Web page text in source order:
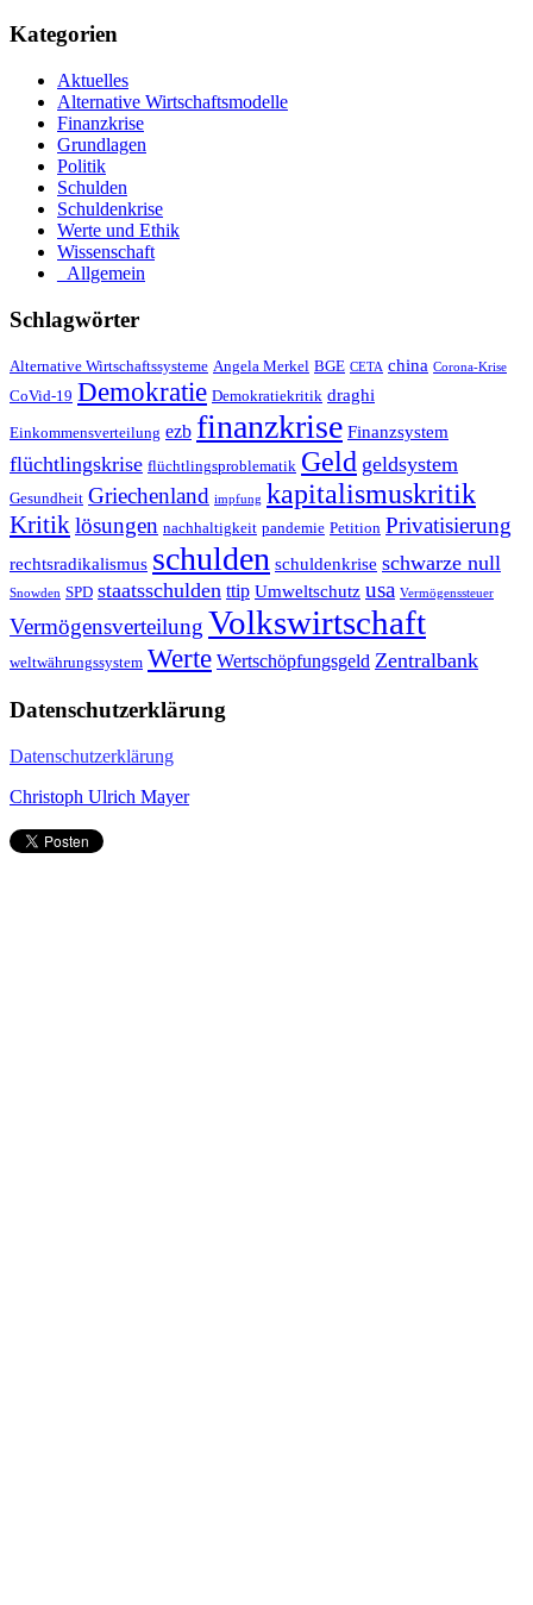
Kategorien
Aktuelles
Alternative Wirtschaftsmodelle
Finanzkrise
Grundlagen
Politik
Schulden
Schuldenkrise
Werte und Ethik
Wissenschaft
_Allgemein
Schlagwörter
Alternative Wirtschaftssysteme Angela Merkel BGE CETA china Corona-Krise
CoVid-19 Demokratie Demokratiekritik draghi
Einkommensverteilung ezb finanzkrise Finanzsystem
flüchtlingskrise flüchtlingsproblematik Geld geldsystem
Gesundheit Griechenland impfung kapitalismuskritik
Kritik lösungen nachhaltigkeit pandemie Petition Privatisierung
rechtsradikalismus schulden schuldenkrise schwarze null
Snowden SPD staatsschulden ttip Umweltschutz usa Vermögenssteuer
Vermögensverteilung Volkswirtschaft
weltwährungssystem Werte Wertschöpfungsgeld Zentralbank
Datenschutzerklärung
Datenschutzerklärung
Christoph Ulrich Mayer